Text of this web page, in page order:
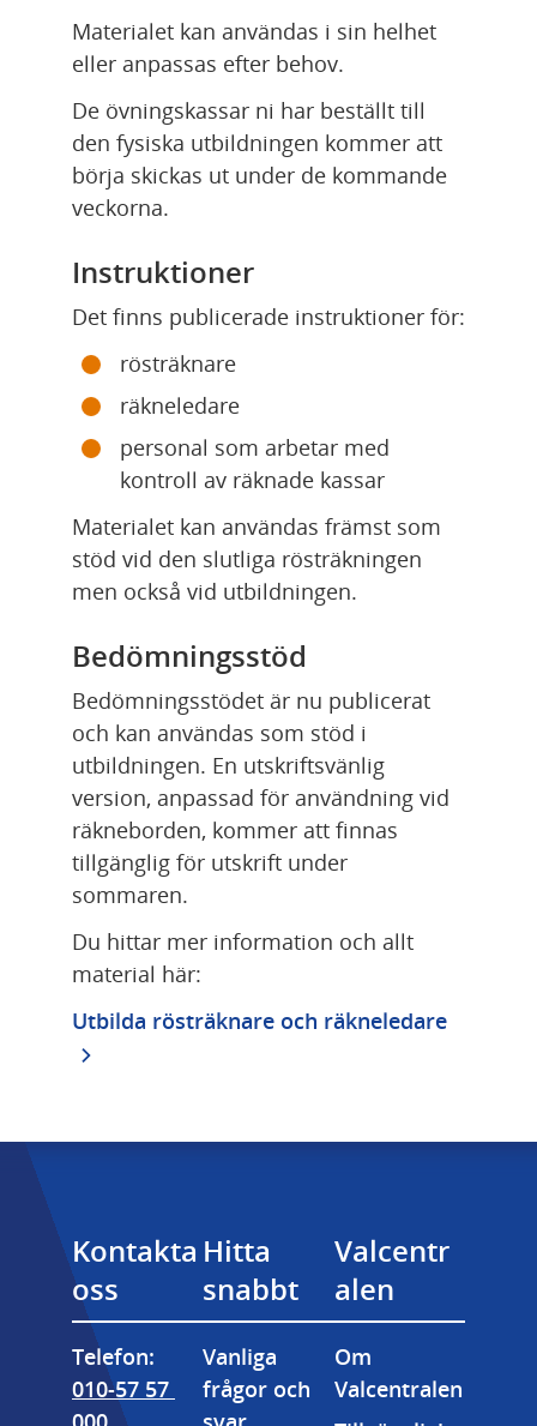
Materialet kan användas i sin helhet
eller anpassas efter behov.
De övningskassar ni har beställt till
den fysiska utbildningen kommer att
börja skickas ut under de kommande
veckorna.
Instruktioner
Det finns publicerade instruktioner för:
rösträknare
räkneledare
personal som arbetar med
kontroll av räknade kassar
Materialet kan användas främst som
stöd vid den slutliga rösträkningen
men också vid utbildningen.
Bedömningsstöd
Bedömningsstödet är nu publicerat
och kan användas som stöd i
utbildningen. En utskriftsvänlig
version, anpassad för användning vid
räkneborden, kommer att finnas
tillgänglig för utskrift under
sommaren.
Du hittar mer information och allt
material här:
Utbilda rösträknare och räkneledare
Kontakta
oss
Telefon:
010-57 57
Hitta
snabbt
Vanliga
frågor och
Valcentr
alen
Om
Valcentralen